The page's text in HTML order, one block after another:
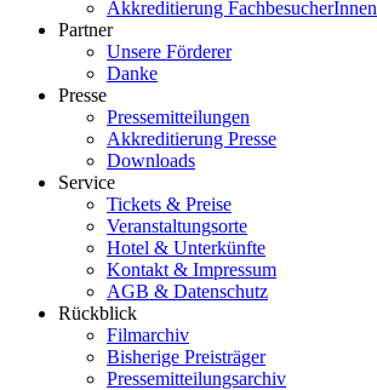
Akkreditierung FachbesucherInnen
Partner
Unsere Förderer
Danke
Presse
Pressemitteilungen
Akkreditierung Presse
Downloads
Service
Tickets & Preise
Veranstaltungsorte
Hotel & Unterkünfte
Kontakt & Impressum
AGB & Datenschutz
Rückblick
Filmarchiv
Bisherige Preisträger
Pressemitteilungsarchiv